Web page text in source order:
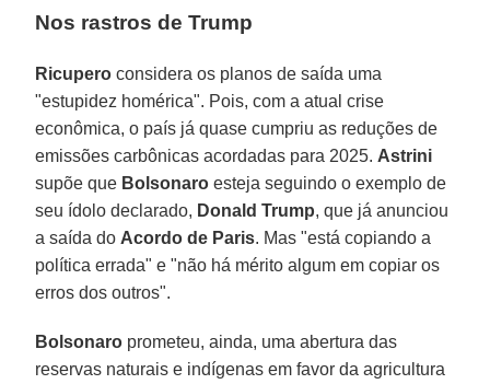
Nos rastros de Trump
Ricupero considera os planos de saída uma
"estupidez homérica". Pois, com a atual crise
econômica, o país já quase cumpriu as reduções de
emissões carbônicas acordadas para 2025. Astrini
supõe que Bolsonaro esteja seguindo o exemplo de
seu ídolo declarado, Donald Trump, que já anunciou
a saída do Acordo de Paris. Mas "está copiando a
política errada" e "não há mérito algum em copiar os
erros dos outros".
Bolsonaro prometeu, ainda, uma abertura das
reservas naturais e indígenas em favor da agricultura